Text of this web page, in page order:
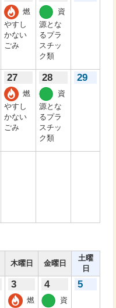
燃
やすし
かない
ごみ
資
源とな
るプラ
スチッ
ク類
27
燃
やすし
かない
ごみ
28
資
源とな
るプラ
スチッ
ク類
29
木曜日 金曜日
土曜
日
3
燃
4
資
5